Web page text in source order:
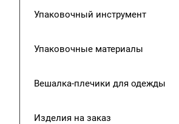
Упаковочный инструмент
Упаковочные материалы
Вешалка-плечики для одежды
Изделия на заказ